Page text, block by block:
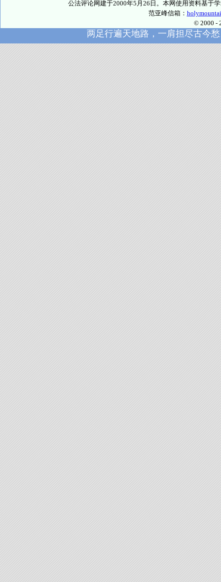
公法评论网建于2000年5月26日。本网使用资料基于
范亚峰信箱：
© 2000 -
两足行遍天地路，一肩担尽古今